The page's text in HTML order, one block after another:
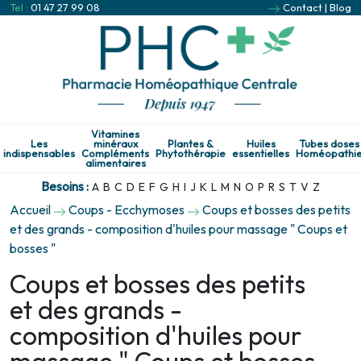
Tel : 01 47 27 99 08 Contact| Blog
Les
indispensables
Vitamines
minéraux
Compléments
alimentaires
Plantes &
Phytothérapie
Huiles
essentielles
Tubes doses
Besoins : A B C D E F G H I J K L M N O P R S T V Z
Accueil Coups - Ecchymoses
Coups et bosses des petits
et des grands - composition d'huiles pour massage " Coups et
bosses "
Coups et bosses des petits
et des grands -
composition d'huiles pour